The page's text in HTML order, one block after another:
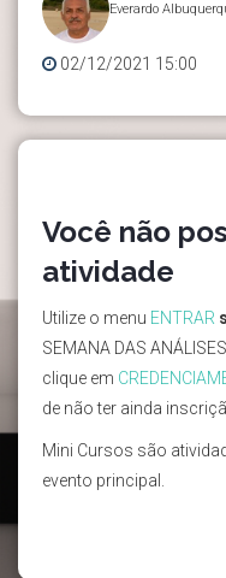
Everardo
02/12/2021 15:00
Você não
atividade
Utilize o menu ENTRAR
SEMANA DAS
clique em
de não ter ainda
Mini Cursos são
evento principal.